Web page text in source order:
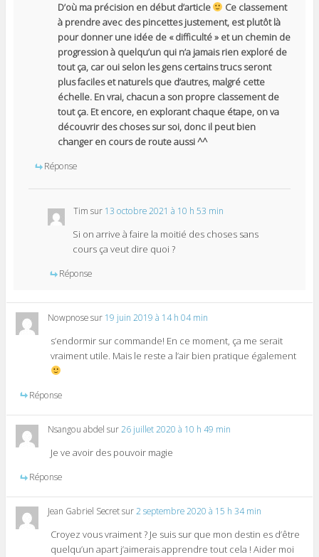
D’où ma précision en début d’article
Ce classement
à prendre avec des pincettes justement, est plutôt là
pour donner une idée de « difficulté » et un chemin de
progression à quelqu’un qui n’a jamais rien exploré de
tout ça, car oui selon les gens certains trucs seront
plus faciles et naturels que d’autres, malgré cette
échelle. En vrai, chacun a son propre classement de
tout ça. Et encore, en explorant chaque étape, on va
découvrir des choses sur soi, donc il peut bien
changer en cours de route aussi ^^
Réponse
Tim sur 13 octobre 2021 à 10 h 53 min
Si on arrive à faire la moitié des choses sans
cours ça veut dire quoi ?
Réponse
Nowpnosesur 19 juin 2019 à 14 h 04 min
s’endormir sur commande! En ce moment, ça me serait
vraiment utile. Mais le reste a l’air bien pratique également
Réponse
Nsangou abdel sur26 juillet 2020 à 10 h 49 min
Je ve avoir des pouvoir magie
Réponse
Jean Gabriel Secretsur2 septembre 2020 à 15 h 34 min
Croyez vous vraiment ? Je suis sur que mon destin es d’être
quelqu’un apart j’aimerais apprendre tout cela ! Aider moi